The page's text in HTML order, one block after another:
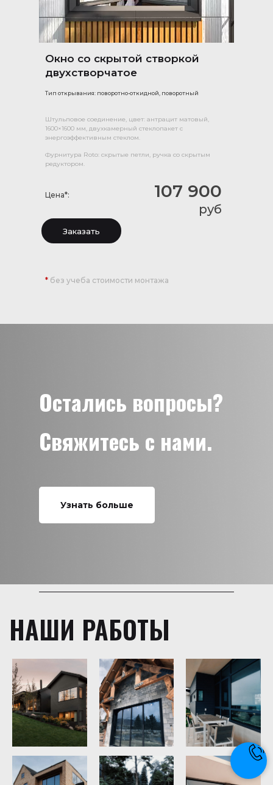
Окно со скрытой створкой
двухстворчатое
Тип открывания: поворотно-откидной, поворотный
Цена*:
Штульповое соединение, цвет: антрацит матовый,
1600×1600 мм, двухкамерный стеклопакет с
энергоэффективным стеклом.
Фурнитура Roto: скрытые петли, ручка со скрытым
редуктором.
107 900
руб
Заказать
* без учеба стоимости монтажа
Остались вопросы?
Свяжитесь с нами.
Узнать больше
НАШИ РАБОТЫ